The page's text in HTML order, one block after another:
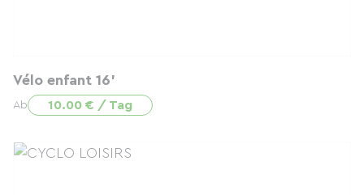
Vélo enfant 16'
Ab 10.00 € / Tag